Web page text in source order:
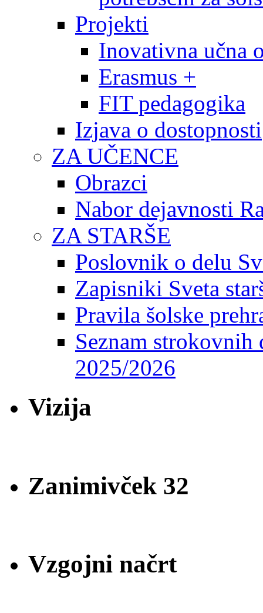
Projekti
Inovativna učna
Erasmus +
FIT pedagogika
Izjava o dostopnosti
ZA UČENCE
Obrazci
Nabor dejavnosti
ZA STARŠE
Poslovnik o delu
Zapisniki Sveta
Pravila šolske
Seznam
2025/2026
Vizija
Zanimivček 32
Vzgojni načrt